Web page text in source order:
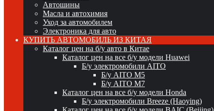
Автошины
Масла и автохимия
Уход за автомобилем
Электроника для авто
КУПИТЬ АВТОМОБИЛЬ ИЗ КИТАЯ
Каталог цен на б/у авто в Китае
Каталог цен на все б/у модели Huawei
Б/у электромобили AITO
Б/у AITO M5
Б/у AITO M7
Каталог цен на все б/у модели Honda
Б/у электромобили Breeze (Haoying)